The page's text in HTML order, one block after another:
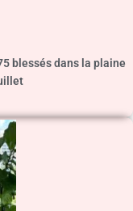
blessés dans la plaine